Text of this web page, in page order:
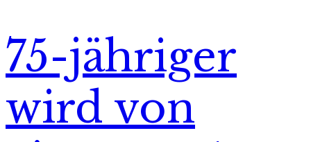
75-jähriger
wird von